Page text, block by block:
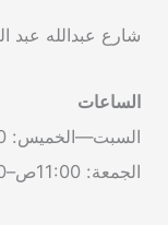
شارع عبدالله عبد
الساعات
السبت—الخميس: 7:00ص–11:30م
الجمعة: 11:00ص–9:00م